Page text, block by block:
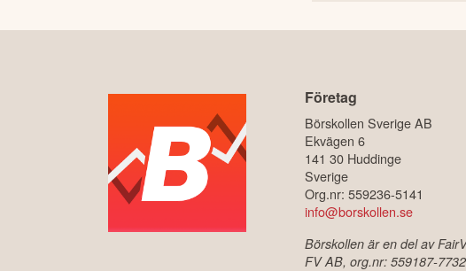
Företag
Börskollen Sverige AB
Ekvägen 6
141 30 Huddinge
Sverige
Org.nr: 559236-5141
info@borskollen.se
Börskollen är en del av
FV AB, org.nr: 559187-7732